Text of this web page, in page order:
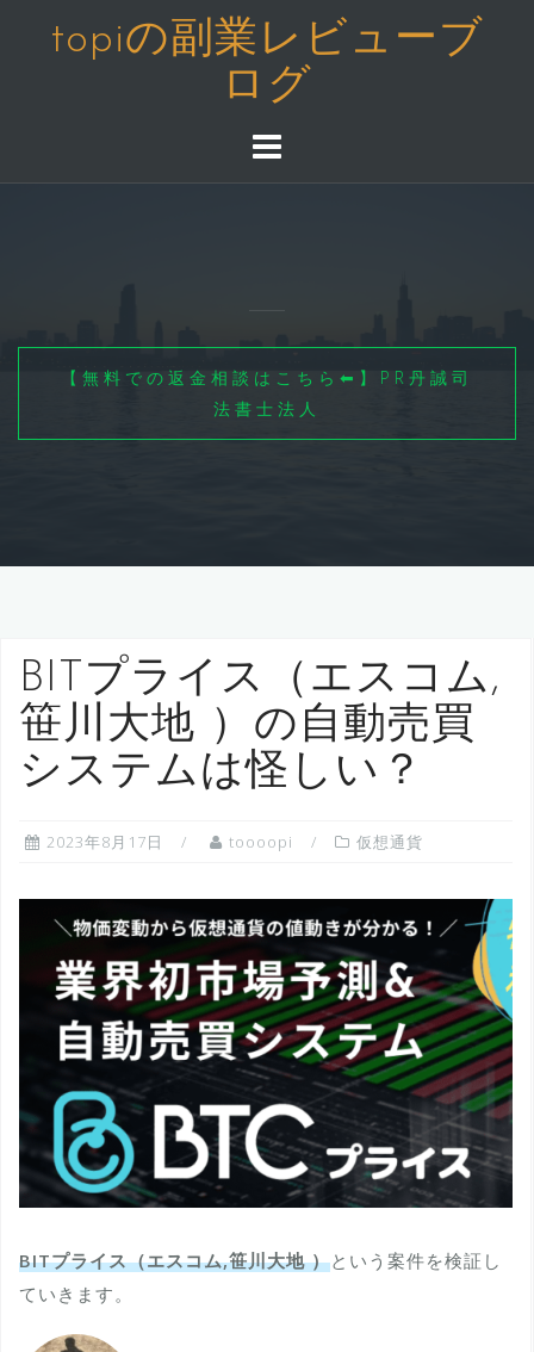
へ
topiの副業レビューブ
ログ
【無料での返金相談はこちら⬅】PR丹誠司
法書士法人
BITプライス（エスコム,
笹川大地 ）の自動売買
システムは怪しい？
2023年8月17日 toooopi 仮想通貨
BITプライス（エスコム,笹川大地 ）という案件を検証し
ていきます。